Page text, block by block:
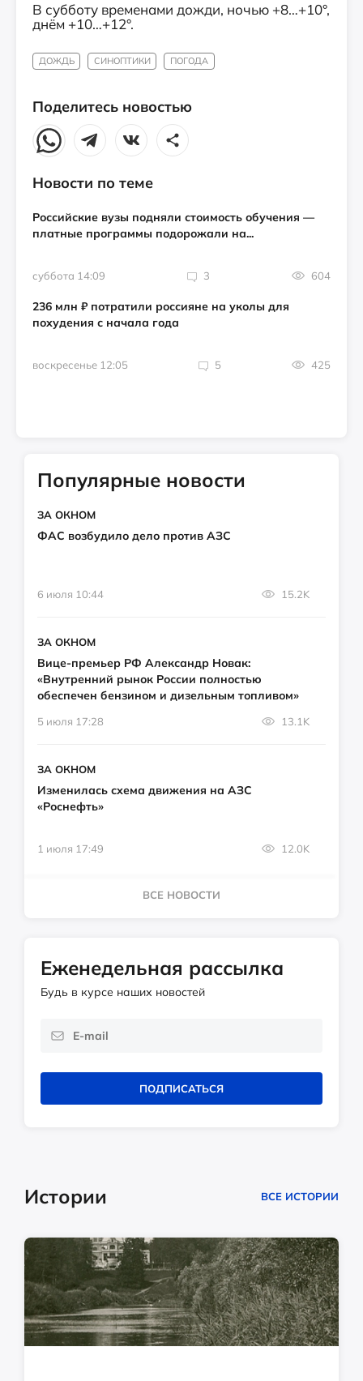
В субботу временами дожди, ночью +8…+10°,
днём +10…+12°.
ДОЖДЬ СИНОПТИКИ ПОГОДА
Поделитесь новостью
Новости по теме
Российские вузы подняли стоимость обучения —
платные программы подорожали на...
суббота 14:09 3 604
236 млн ₽ потратили россияне на уколы для
похудения с начала года
воскресенье 12:05 5 425
Популярные новости
ЗА ОКНОМ
ФАС возбудило дело против АЗС
6 июля 10:44 15.2K
ЗА ОКНОМ
Вице-премьер РФ Александр Новак:
«Внутренний рынок России полностью
обеспечен бензином и дизельным топливом»
5 июля 17:28 13.1K
ЗА ОКНОМ
Изменилась схема движения на АЗС
«Роснефть»
1 июля 17:49 12.0K
ВСЕ НОВОСТИ
Еженедельная рассылка
Будь в курсе наших новостей
ПОДПИСАТЬСЯ
Истории ВСЕ ИСТОРИИ